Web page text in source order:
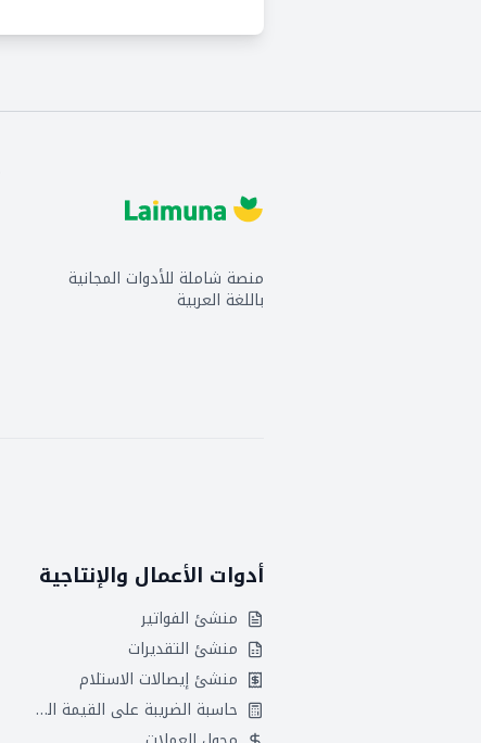
منصة شاملة للأدوات المجانية
باللغة العربية
أدوات الأعمال والإنتاجية
منشئ الفواتير
منشئ التقديرات
منشئ إيصالات الاستلام
حاسبة الضريبة على القيمة المضافة